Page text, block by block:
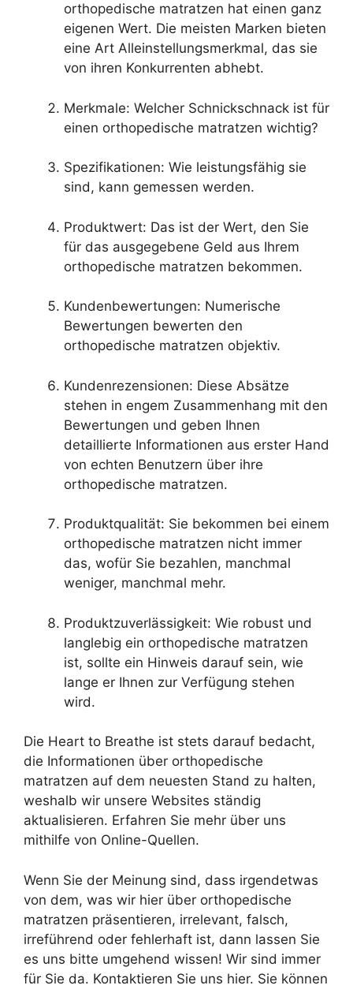
orthopedische matratzen hat einen ganz
eigenen Wert. Die meisten Marken bieten
eine Art Alleinstellungsmerkmal, das sie
von ihren Konkurrenten abhebt.
Merkmale: Welcher Schnickschnack ist für
einen orthopedische matratzen wichtig?
Spezifikationen: Wie leistungsfähig sie
sind, kann gemessen werden.
Produktwert: Das ist der Wert, den Sie
für das ausgegebene Geld aus Ihrem
orthopedische matratzen bekommen.
Kundenbewertungen: Numerische
Bewertungen bewerten den
orthopedische matratzen objektiv.
Kundenrezensionen: Diese Absätze
stehen in engem Zusammenhang mit den
Bewertungen und geben Ihnen
detaillierte Informationen aus erster Hand
von echten Benutzern über ihre
orthopedische matratzen.
Produktqualität: Sie bekommen bei einem
orthopedische matratzen nicht immer
das, wofür Sie bezahlen, manchmal
weniger, manchmal mehr.
Produktzuverlässigkeit: Wie robust und
langlebig ein orthopedische matratzen
ist, sollte ein Hinweis darauf sein, wie
lange er Ihnen zur Verfügung stehen
wird.
Die Heart to Breathe ist stets darauf bedacht,
die Informationen über orthopedische
matratzen auf dem neuesten Stand zu halten,
weshalb wir unsere Websites ständig
aktualisieren. Erfahren Sie mehr über uns
mithilfe von Online-Quellen.
Wenn Sie der Meinung sind, dass irgendetwas
von dem, was wir hier über orthopedische
matratzen präsentieren, irrelevant, falsch,
irreführend oder fehlerhaft ist, dann lassen Sie
es uns bitte umgehend wissen! Wir sind immer
für Sie da. Kontaktieren Sie uns hier. Sie können